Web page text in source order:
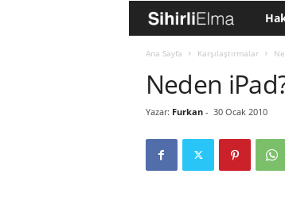
i
h
Ana Sayfa Karşılaştırmalar
Neden
Yazar: Furkan- 30 Ocak 2010